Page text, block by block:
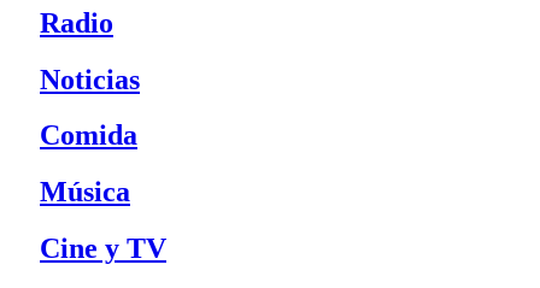
Radio
Noticias
Comida
Música
Cine y TV